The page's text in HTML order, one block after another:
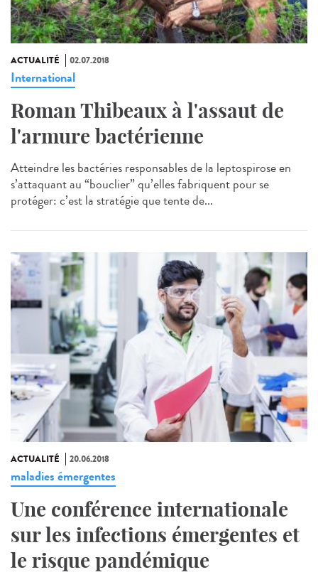
ACTUALITÉ 02.07.2018
International
Roman Thibeaux à l'assaut de
l'armure bactérienne
Atteindre les bactéries responsables de la leptospirose en
s’attaquant au “bouclier” qu’elles fabriquent pour se
protéger: c’est la stratégie que tente de...
ACTUALITÉ 20.06.2018
maladies émergentes
Une conférence internationale
sur les infections émergentes et
le risque pandémique